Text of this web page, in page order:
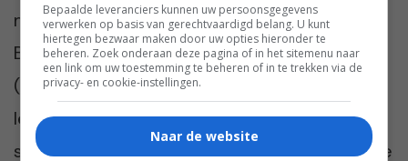
met Robert Brekelmans en hun twee mannen
Bob en Tom in ’t Gooi. Naast schrijven
(momenteel is ze druk met een boek!) is
lezen een grote hobby. De andere passie is
sporten; heel wat uurtjes brengt zij door in de
Bepaalde leveranciers kunnen uw persoonsgegevens
verwerken op basis van gerechtvaardigd belang. U kunt
hiertegen bezwaar maken door uw opties hieronder te
beheren. Zoek onderaan deze pagina of in het sitemenu naar
een link om uw toestemming te beheren of in te trekken via de
privacy- en cookie-instellingen.
Naar de website